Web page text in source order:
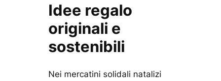
Idee regalo
originali e
sostenibili
Nei mercatini solidali natalizi